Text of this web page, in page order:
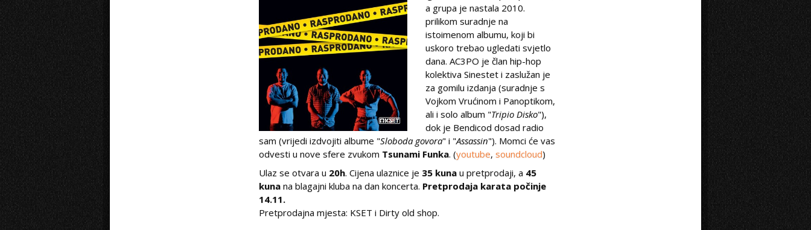
a grupa je nastala 2010.
prilikom suradnje na
istoimenom albumu, koji bi
uskoro trebao ugledati svjetlo
dana. AC3PO je član hip-hop
kolektiva Sinestet i zaslužan je
za gomilu izdanja (suradnje s
Vojkom Vrućinom i Panoptikom,
ali i solo album "Tripio Disko"),
dok je Bendicod dosad radio
sam (vrijedi izdvojiti albume "Sloboda govora" i "Assassin"). Momci će vas
odvesti u nove sfere zvukom Tsunami Funka. (youtube,soundcloud)
Ulaz se otvara u 20h. Cijena ulaznice je 35 kuna u pretprodaji, a 45
kuna na blagajni kluba na dan koncerta. Pretprodaja karata počinje
14.11.
Pretprodajna mjesta: KSET i Dirty old shop.